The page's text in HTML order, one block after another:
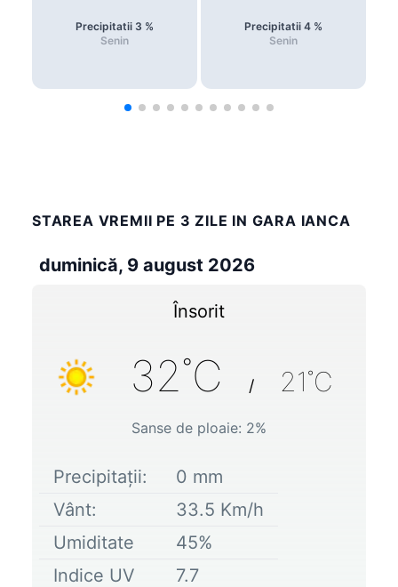
Precipitatii 3 %
Senin
Precipitatii 4 %
Senin
STAREA VREMII PE 3 ZILE IN GARA IANCA
duminică, 9 august 2026
Însorit
32˚C / 21˚C
Sanse de ploaie: 2%
Precipitații: 0 mm
Vânt:
33.5 Km/h
Umiditate
45%
Indice UV
7.7